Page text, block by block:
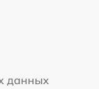
данных